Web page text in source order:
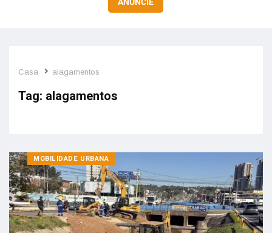
Casa alagamentos
Tag: alagamentos
MOBILIDADE URBANA